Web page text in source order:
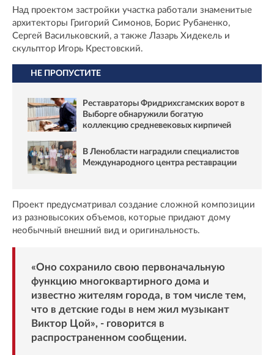
Над проектом застройки участка работали знаменитые
архитекторы Григорий Симонов, Борис Рубаненко,
Сергей Васильковский, а также Лазарь Хидекель и
скульптор Игорь Крестовский.
НЕ ПРОПУСТИТЕ
Реставраторы Фридрихсгамских ворот в
Выборге обнаружили богатую
коллекцию средневековых кирпичей
В Ленобласти наградили специалистов
Международного центра реставрации
Проект предусматривал создание сложной композиции
из разновысоких объемов, которые придают дому
необычный внешний вид и оригинальность.
«Оно сохранило свою первоначальную
функцию многоквартирного дома и
известно жителям города, в том числе тем,
что в детские годы в нем жил музыкант
Виктор Цой», - говорится в
распространенном сообщении.